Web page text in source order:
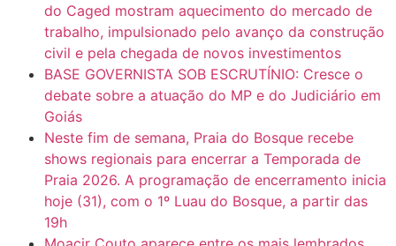
do Caged mostram aquecimento do mercado de
trabalho, impulsionado pelo avanço da construção
civil e pela chegada de novos investimentos
BASE GOVERNISTA SOB ESCRUTÍNIO: Cresce o
debate sobre a atuação do MP e do Judiciário em
Goiás
Neste fim de semana, Praia do Bosque recebe
shows regionais para encerrar a Temporada de
Praia 2026. A programação de encerramento inicia
hoje (31), com o 1º Luau do Bosque, a partir das
19h